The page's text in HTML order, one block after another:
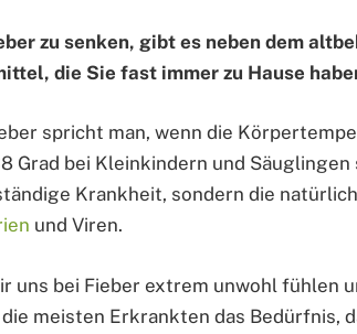
zu senken, gibt es neben dem
die Sie fast immer zu Hause
spricht man, wenn die
Grad bei Kleinkindern und
Krankheit, sondern die
und Viren.
uns bei Fieber extrem unwohl fühlen
die meisten Erkrankten das Bedürfnis,